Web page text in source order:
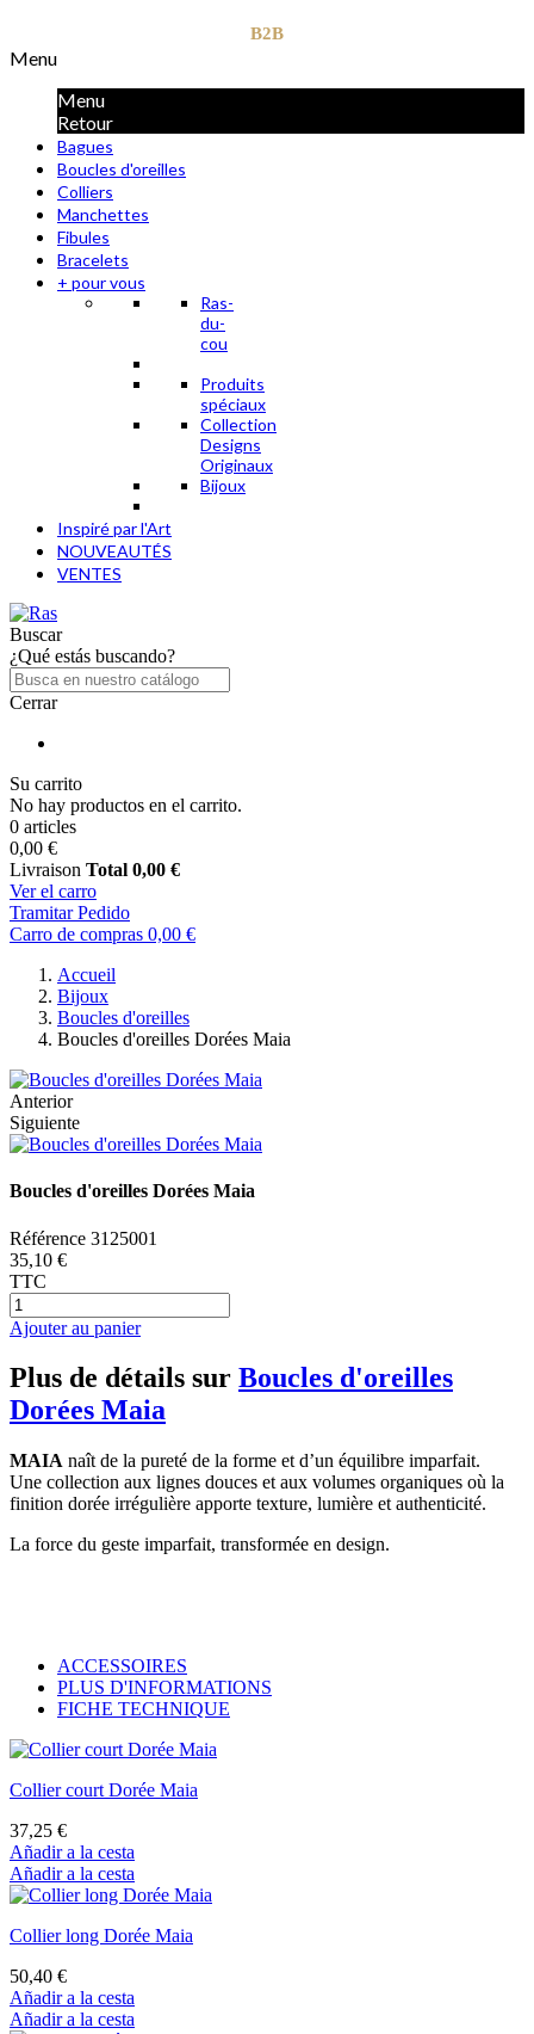
B2B
Menu
Menu
Retour
Bagues
Boucles d'oreilles
Colliers
Manchettes
Fibules
Bracelets
+ pour vous
Ras-
du-
cou
Produits
spéciaux
Collection
Designs
Originaux
Bijoux
Inspiré par l'Art
NOUVEAUTÉS
VENTES
Buscar
¿Qué estás buscando?
Cerrar
Su carrito
No hay productos en el carrito.
0 articles
0,00 €
Livraison Total 0,00 €
Ver el carro
Tramitar Pedido
Carro de compras 0,00 €
Accueil
Bijoux
Boucles d'oreilles
Boucles d'oreilles Dorées Maia
Anterior
Siguiente
Boucles d'oreilles Dorées Maia
Référence 3125001
35,10 €
TTC
Ajouter au panier
Plus de détails sur Boucles d'oreilles
Dorées Maia
MAIA naît de la pureté de la forme et d’un équilibre imparfait.
Une collection aux lignes douces et aux volumes organiques où la
finition dorée irrégulière apporte texture, lumière et authenticité.
La force du geste imparfait, transformée en design.
ACCESSOIRES
PLUS D'INFORMATIONS
FICHE TECHNIQUE
Collier court Dorée Maia
37,25 €
Añadir a la cesta
Añadir a la cesta
Collier long Dorée Maia
50,40 €
Añadir a la cesta
Añadir a la cesta